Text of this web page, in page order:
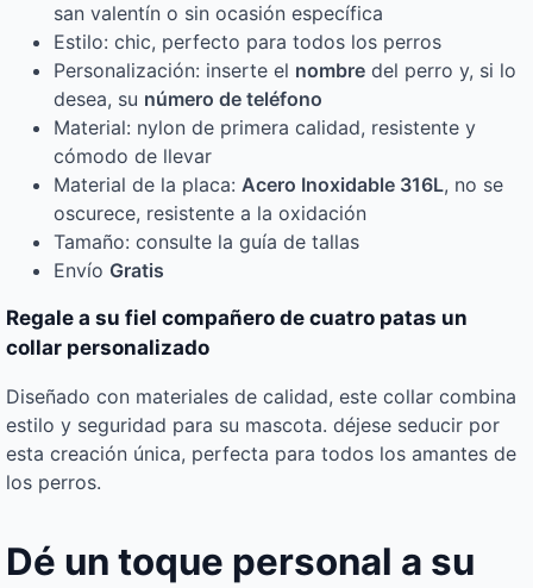
san valentín o sin ocasión específica
Estilo: chic, perfecto para todos los perros
Personalización: inserte el nombre del perro y, si lo
desea, su número de teléfono
Material: nylon de primera calidad, resistente y
cómodo de llevar
Material de la placa: Acero Inoxidable 316L, no se
oscurece, resistente a la oxidación
Tamaño: consulte la guía de tallas
Envío Gratis
Regale a su fiel compañero de cuatro patas un
collar personalizado
Diseñado con materiales de calidad, este collar combina
estilo y seguridad para su mascota. déjese seducir por
esta creación única, perfecta para todos los amantes de
los perros.
Dé un toque personal a su